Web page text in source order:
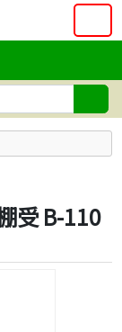
受 B-110